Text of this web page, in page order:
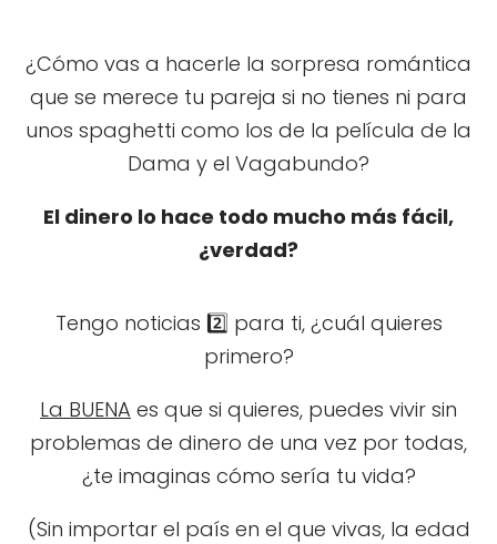
¿Cómo vas a hacerle la sorpresa romántica
que se merece tu pareja si no tienes ni para
unos spaghetti como los de la película de la
Dama y el Vagabundo?
El dinero lo hace todo mucho más fácil,
¿verdad?
Tengo noticias 2️⃣ para ti, ¿cuál quieres
primero?
La BUENA es que si quieres, puedes vivir sin
problemas de dinero de una vez por todas,
¿te imaginas cómo sería tu vida?
(Sin importar el país en el que vivas, la edad